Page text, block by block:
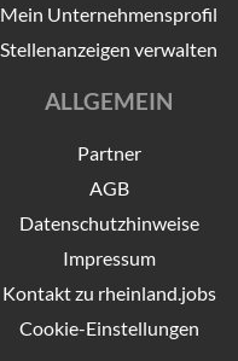
Mein Unternehmensprofil
Stellenanzeigen verwalten
ALLGEMEIN
Partner
AGB
Datenschutzhinweise
Impressum
Kontakt zu rheinland.jobs
Cookie-Einstellungen